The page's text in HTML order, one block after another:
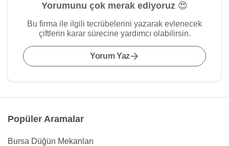
Yorumunu çok merak ediyoruz 😍
Bu firma ile ilgili tecrübelerini yazarak evlenecek
çiftlerin karar sürecine yardımcı olabilirsin.
Yorum Yaz
Popüler Aramalar
Bursa Düğün Mekanları